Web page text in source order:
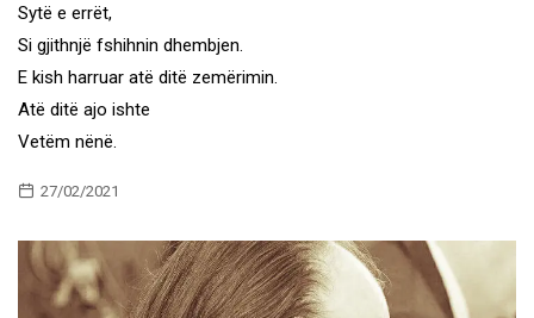
Sytë e errët,
Si gjithnjë fshihnin dhembjen.
E kish harruar atë ditë zemërimin.
Atë ditë ajo ishte
Vetëm nënë.
27/02/2021